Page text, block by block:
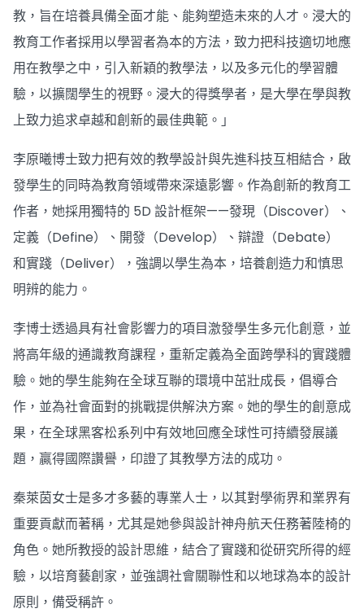
教，旨在培養具備全面才能、能夠塑造未來的人才。浸大的
教育工作者採用以學習者為本的方法，致力把科技適切地應
用在教學之中，引入新穎的教學法，以及多元化的學習體
驗，以擴闊學生的視野。浸大的得獎學者，是大學在學與教
上致力追求卓越和創新的最佳典範。」
李原曦博士致力把有效的教學設計與先進科技互相結合，啟
發學生的同時為教育領域帶來深遠影響。作為創新的教育工
作者，她採用獨特的 5D 設計框架——發現（Discover）、
定義（Define）、開發（Develop）、辯證（Debate）
和實踐（Deliver），強調以學生為本，培養創造力和慎思
明辨的能力。
李博士透過具有社會影響力的項目激發學生多元化創意，並
將高年級的通識教育課程，重新定義為全面跨學科的實踐體
驗。她的學生能夠在全球互聯的環境中茁壯成長，倡導合
作，並為社會面對的挑戰提供解決方案。她的學生的創意成
果，在全球黑客松系列中有效地回應全球性可持續發展議
題，贏得國際讚譽，印證了其教學方法的成功。
秦萊茵女士是多才多藝的專業人士，以其對學術界和業界有
重要貢獻而著稱，尤其是她參與設計神舟航天任務著陸椅的
角色。她所教授的設計思維，結合了實踐和從研究所得的經
驗，以培育藝創家，並強調社會關聯性和以地球為本的設計
原則，備受稱許。